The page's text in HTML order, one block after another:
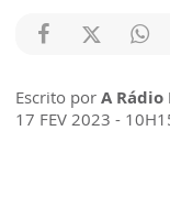
Escrito por A Rádio
17 FEV 2023 -